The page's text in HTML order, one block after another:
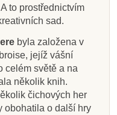
to prostřednictvím
sad.
byla založena v
jejíž vášní
celém světě a na
několik knih.
čichových her
obohatila o další hry